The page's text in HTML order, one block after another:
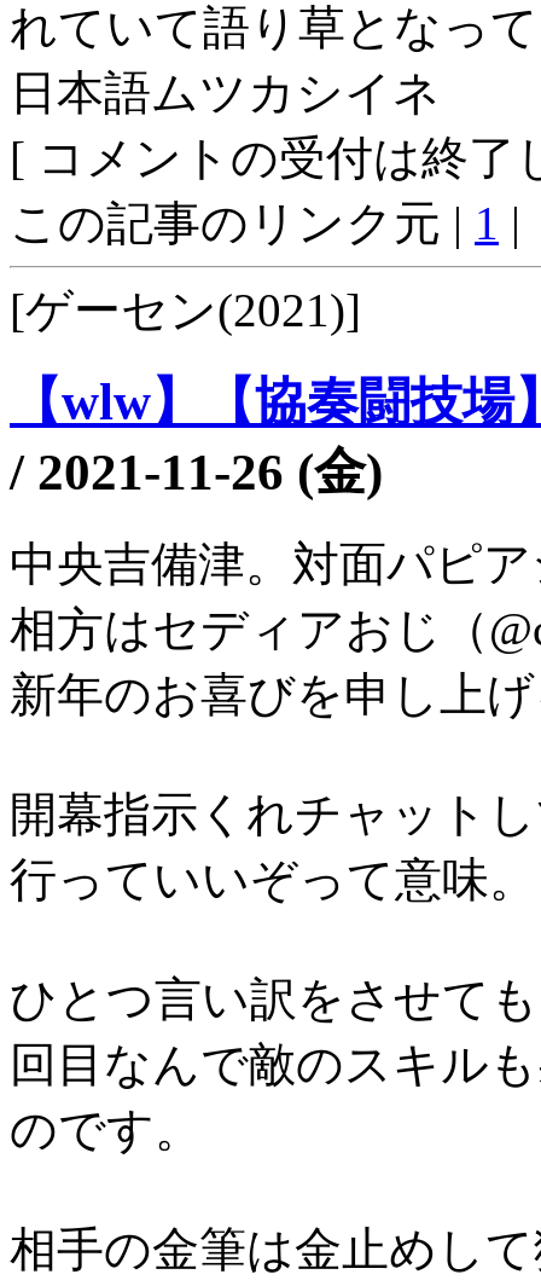
れていて語り草となっ
日本語ムツカシイネ
[ コメントの受付は終了
この記事のリンク元 | 1 |
[ゲーセン(2021)]
【wlw】【協奏闘技
/ 2021-11-26 (金)
中央吉備津。対面パピ
相方はセディアおじ（
新年のお喜びを申し上
開幕指示くれチャット
行っていいぞって意味。
ひとつ言い訳をさせて
回目なんで敵のスキル
のです。
相手の金筆は金止めし